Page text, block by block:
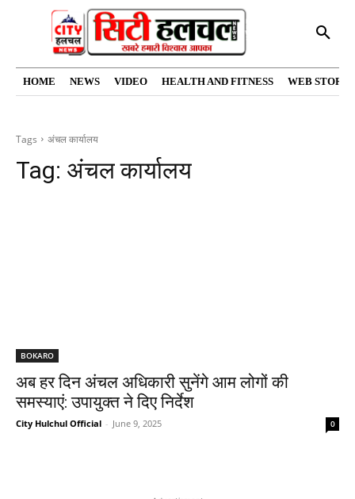
HOME NEWS VIDEO HEALTH AND FITNESS WEB
Tags अंचल कार्यालय
Tag: अंचल कार्यालय
BOKARO
अब हर दिन अंचल अधिकारी सुनेंगे आम लोगों की
समस्याएं: उपायुक्त ने दिए निर्देश
City Hulchul Official - June 9, 2025 0